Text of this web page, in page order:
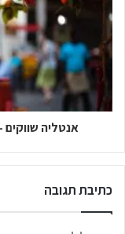
אנטליה שווקים
כתיבת תגובה